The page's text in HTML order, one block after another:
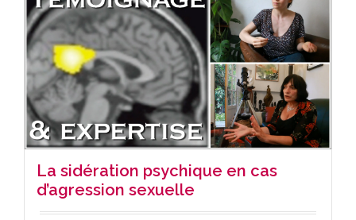
La sidération psychique en cas
d’agression sexuelle